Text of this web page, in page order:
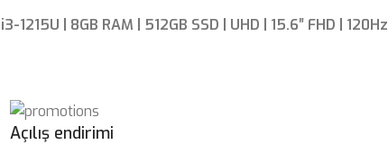
i3-1215U | 8GB RAM | 512GB SSD | UHD | 15.6″ FHD | 120Hz
Açılış endirimi